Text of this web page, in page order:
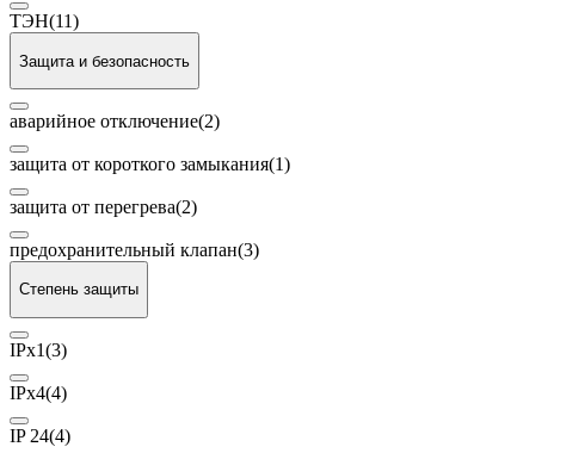
ТЭН(11)
Защита и безопасность
аварийное отключение(2)
защита от короткого замыкания(1)
защита от перегрева(2)
предохранительный клапан(3)
Степень защиты
IPх1(3)
IPх4(4)
IP 24(4)